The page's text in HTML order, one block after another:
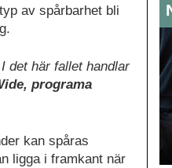
av spårbarhet bli
det här fallet handlar
programa
kan spåras
ligga i framkant när